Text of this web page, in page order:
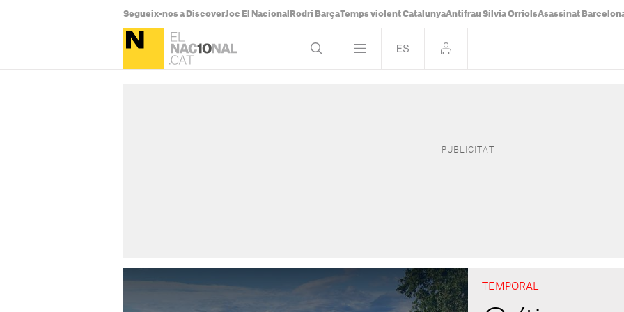
Segueix-nos a DiscoverJoc El Nacional Rodri BarçaTemps violent CatalunyaAntifrau Sílvia OrriolsAsassinat
TEMPORAL